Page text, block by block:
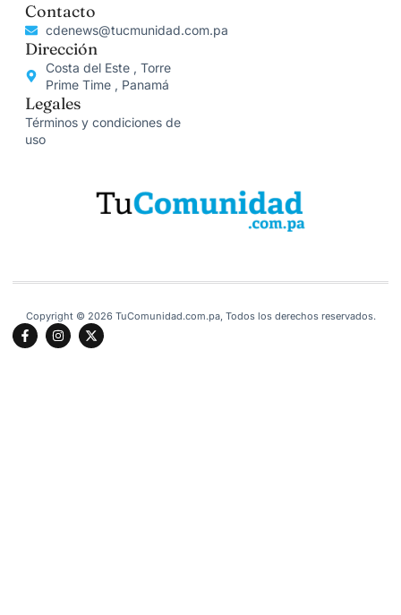
Contacto
cdenews@tucmunidad.com.pa
Dirección
Costa del Este , Torre
Prime Time , Panamá
Legales
Términos y condiciones de
uso
Copyright © 2026 TuComunidad.com.pa, Todos los derechos reservados.